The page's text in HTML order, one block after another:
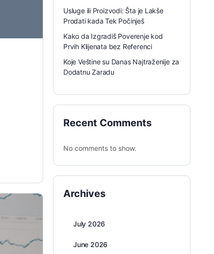
Usluge ili Proizvodi: Šta je Lakše
Prodati kada Tek Počinješ
Kako da Izgradiš Poverenje kod
Prvih Klijenata bez Referenci
Koje Veštine su Danas Najtraženije za
Dodatnu Zaradu
Recent Comments
No comments to show.
Archives
July 2026
June 2026